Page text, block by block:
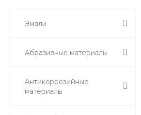
Эмали
Абразивные материалы
Антикоррозийные
материалы